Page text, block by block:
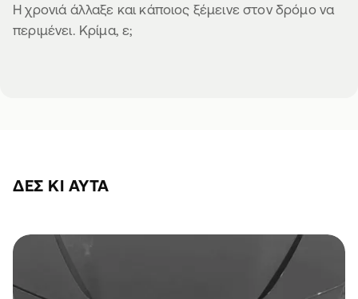
Η χρονιά άλλαξε και κάποιος ξέμεινε στον δρόμο να
περιμένει. Κρίμα, ε;
ΔΕΣ ΚΙ ΑΥΤΆ